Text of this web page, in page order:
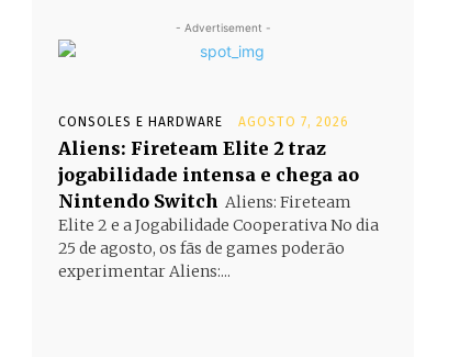
- Advertisement -
CONSOLES E HARDWARE AGOSTO 7, 2026
Aliens: Fireteam Elite 2 traz
jogabilidade intensa e chega ao
Nintendo Switch Aliens: Fireteam
Elite 2 e a Jogabilidade Cooperativa No dia
25 de agosto, os fãs de games poderão
experimentar Aliens:...